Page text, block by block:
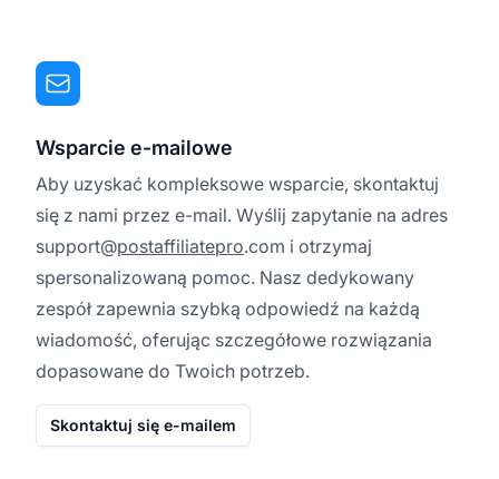
Wsparcie e-mailowe
Aby uzyskać kompleksowe wsparcie, skontaktuj
się z nami przez e-mail. Wyślij zapytanie na adres
support@postaffiliatepro.com i otrzymaj
spersonalizowaną pomoc. Nasz dedykowany
zespół zapewnia szybką odpowiedź na każdą
wiadomość, oferując szczegółowe rozwiązania
dopasowane do Twoich potrzeb.
Skontaktuj się e-mailem